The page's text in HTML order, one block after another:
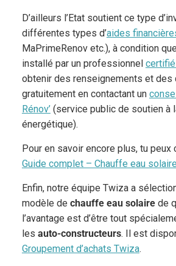
D’ailleurs l’Etat soutient ce type
différentes types d’aides
MaPrimeRenov etc.), à condition
installé par un professionnel certifié
obtenir des renseignements et des
gratuitement en contactant un
Rénov’(service public de soutien à
énergétique).
Pour en savoir encore plus, tu peux
Guide complet – Chauffe eau solaire
Enfin, notre équipe Twiza a
modèle de chauffe eau solairede
l’avantage est d’être tout
les auto-constructeurs. Il est
Groupement d’achats Twiza.